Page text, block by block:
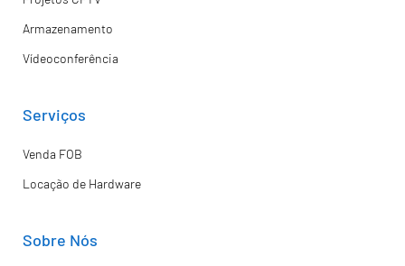
Armazenamento
Vídeoconferência
Serviços
Venda FOB
Locação de Hardware
Sobre Nós